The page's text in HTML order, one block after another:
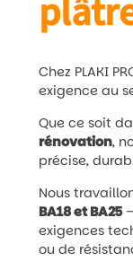
Chez PLAKI
exigence au
Que ce soit
rénovation,
précise,
Nous
BA18 et BA25
exigences
ou de